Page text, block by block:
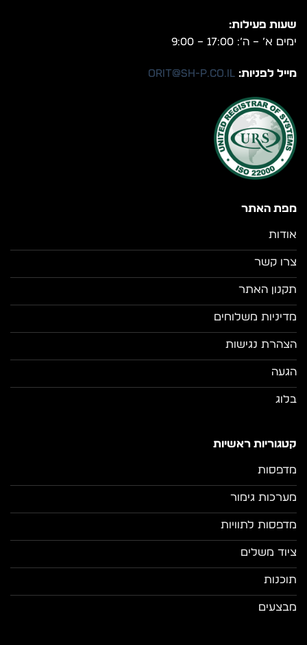
מפת האתר
אודות
צרו קשר
תקנון האתר
מדיניות משלוחים
הצהרת נגישות
הגעה
בלוג
קטגוריות ראשיות
מדפסות
מערכות גימור
מדפסות לתוויות
ציוד משלים
תוכנות
מבצעים
שעות פעילות:
ימים א’ – ה’: 17:00 – 9:00
מייל לפניות: orit@sh-p.co.il